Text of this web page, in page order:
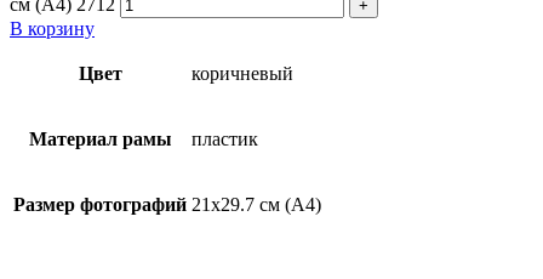
см (А4) 2712
В корзину
Цвет коричневый
Материал рамы пластик
Размер фотографий 21х29.7 см (А4)